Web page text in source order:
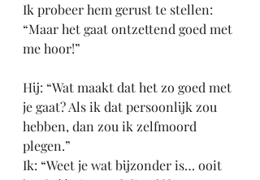
Ik probeer hem gerust te stellen:
“Maar het gaat ontzettend goed met
me hoor!”
Hij: “Wat maakt dat het zo goed met
je gaat? Als ik dat persoonlijk zou
hebben, dan zou ik zelfmoord
plegen.”
Ik: “Weet je wat bijzonder is… ooit